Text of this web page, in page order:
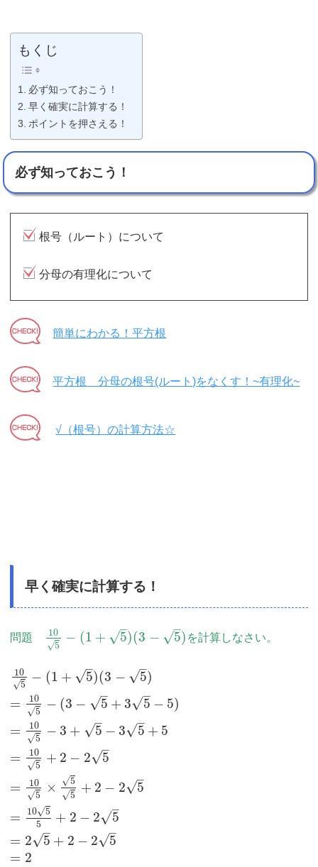
もくじ
必ず知っておこう！
早く確実に計算する！
ポイントを押さえる！
必ず知っておこう！
根号（ルート）について
分母の有理化について
簡単にわかる！平方根
平方根 分母の根号(ルート)をなくす！~有理化~
√（根号）の計算方法☆
早く確実に計算する！
問題
10
5
√
− (1 + 5
–
√ )(3 − 5
–
√ ) を計算しなさい。
10
5
√
− (1 + 5
–
√ )(3 − 5
–
√ )
=
10
5
√
− (3 − 5
–
√ + 3 5
–
√ − 5)
=
10
5
√
− 3 + 5
–
√ − 3 5
–
√ + 5
=
10
5
√
+ 2 − 2 5
–
√
=
10
5
√
× 5
√
5
√
+ 2 − 2 5
–
√
=
10 5
√
5
+ 2 − 2 5
–
√
= 2 5
–
√ + 2 − 2 5
–
√
= 2